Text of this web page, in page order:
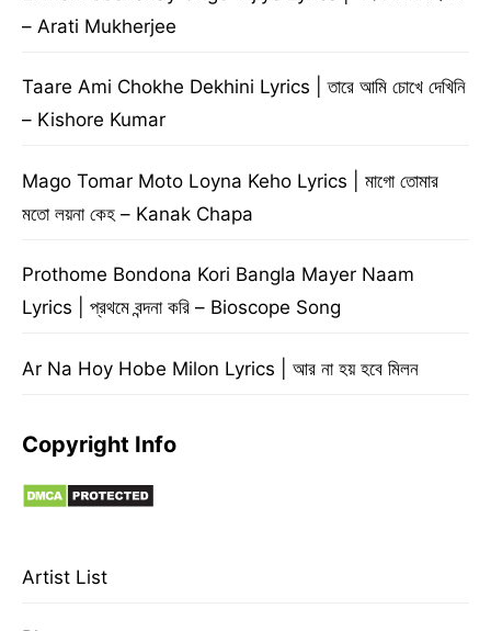
– Arati Mukherjee
Taare Ami Chokhe Dekhini Lyrics | তারে আমি চোখে দেখিনি
– Kishore Kumar
Mago Tomar Moto Loyna Keho Lyrics | মাগো তোমার
মতো লয়না কেহ – Kanak Chapa
Prothome Bondona Kori Bangla Mayer Naam
Lyrics | প্রথমে বন্দনা করি – Bioscope Song
Ar Na Hoy Hobe Milon Lyrics | আর না হয় হবে মিলন
Copyright Info
Artist List